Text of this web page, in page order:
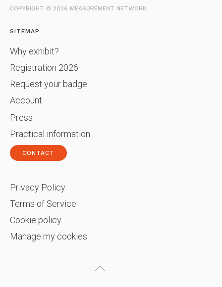
COPYRIGHT © 2026 MEASUREMENT NETWORK
SITEMAP
Why exhibit?
Registration 2026
Request your badge
Account
Press
Practical information
CONTACT
Privacy Policy
Terms of Service
Cookie policy
Manage my cookies